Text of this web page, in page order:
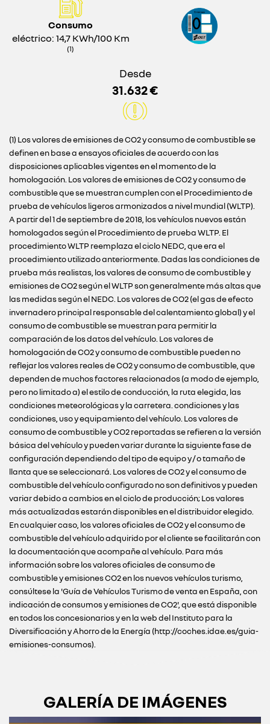
Consumo
eléctrico: 14,7 KWh/100 Km
(1)
Desde
31.632 €
(1) Los valores de emisiones de CO2 y consumo de combustible se
definen en base a ensayos oficiales de acuerdo con las
disposiciones aplicables vigentes en el momento de la
homologación. Los valores de emisiones de CO2 y consumo de
combustible que se muestran cumplen con el Procedimiento de
prueba de vehículos ligeros armonizados a nivel mundial (WLTP).
A partir del 1 de septiembre de 2018, los vehículos nuevos están
homologados según el Procedimiento de prueba WLTP. El
procedimiento WLTP reemplaza el ciclo NEDC, que era el
procedimiento utilizado anteriormente. Dadas las condiciones de
prueba más realistas, los valores de consumo de combustible y
emisiones de CO2 según el WLTP son generalmente más altas que
las medidas según el NEDC. Los valores de CO2 (el gas de efecto
invernadero principal responsable del calentamiento global) y el
consumo de combustible se muestran para permitir la
comparación de los datos del vehículo. Los valores de
homologación de CO2 y consumo de combustible pueden no
reflejar los valores reales de CO2 y consumo de combustible, que
dependen de muchos factores relacionados (a modo de ejemplo,
pero no limitado a) el estilo de conducción, la ruta elegida, las
condiciones meteorológicas y la carretera. condiciones y las
condiciones, uso y equipamiento del vehículo. Los valores de
consumo de combustible y CO2 reportadas se refieren a la versión
básica del vehículo y pueden variar durante la siguiente fase de
configuración dependiendo del tipo de equipo y / o tamaño de
llanta que se seleccionará. Los valores de CO2 y el consumo de
combustible del vehículo configurado no son definitivos y pueden
variar debido a cambios en el ciclo de producción; Los valores
más actualizadas estarán disponibles en el distribuidor elegido.
En cualquier caso, los valores oficiales de CO2 y el consumo de
combustible del vehículo adquirido por el cliente se facilitarán con
la documentación que acompañe al vehículo. Para más
información sobre los valores oficiales de consumo de
combustible y emisiones CO2 en los nuevos vehículos turismo,
consúltese la 'Guía de Vehículos Turismo de venta en España, con
indicación de consumos y emisiones de CO2', que está disponible
en todos los concesionarios y en la web del Instituto para la
Diversificación y Ahorro de la Energía (http://coches.idae.es/guia-
emisiones-consumos).
GALERÍA DE IMÁGENES